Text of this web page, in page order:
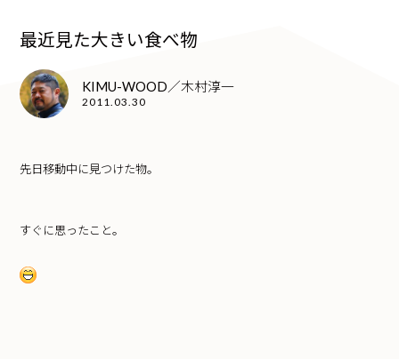
最近見た大きい食べ物
KIMU-WOOD／木村淳一
2011.03.30
先日移動中に見つけた物。
すぐに思ったこと。